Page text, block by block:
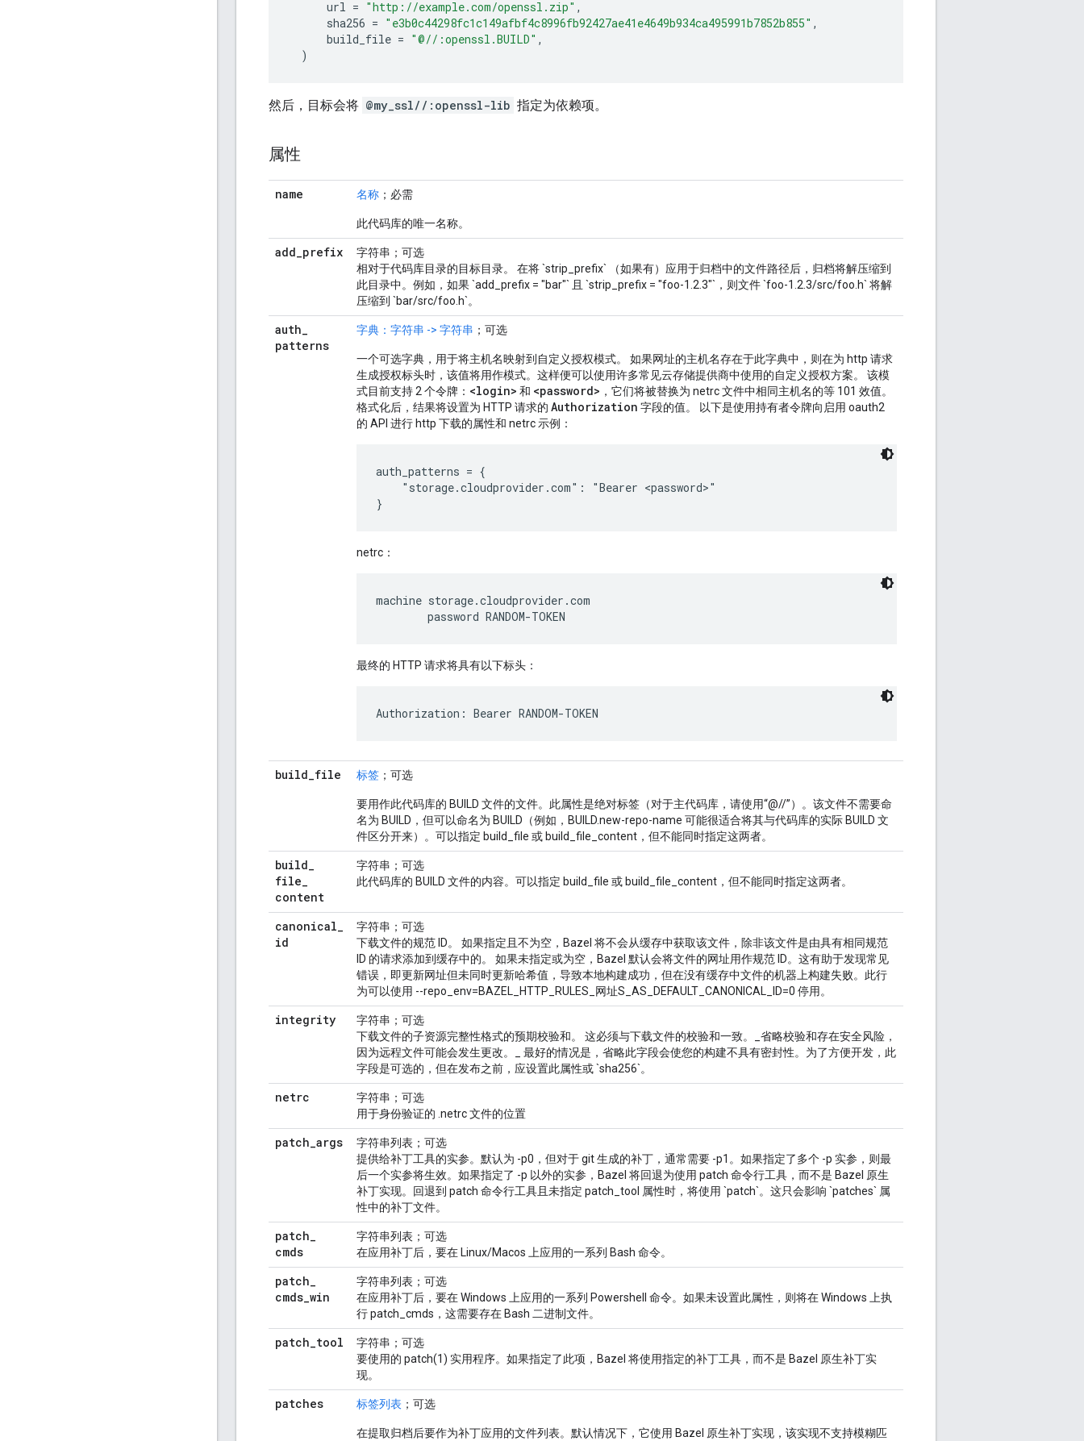
url = "http://example.com/openssl.zip" ,
sha256 = "e3b0c44298fc1c149afbf4c8996fb92427ae41e4649b934ca495991b7852b855" ,
build_file = "@//:openssl.BUILD" ,
)
然后，目标会将 @my_ssl//:openssl-lib 指定为依赖项。
属性
name 名称 ；必需
此代码库的唯一名称。
add_prefix
字符串；可选
相对于代码库目录的目标目录。 在将 `strip_prefix` （如果有）应用于归档中的文件路径后，归档将解压缩到
此目录中。例如，如果 `add_prefix = "bar"` 且 `strip_prefix = "foo-1.2.3"`，则文件 `foo-1.2.3/src/foo.h` 将解
压缩到 `bar/src/foo.h`。
auth_
patterns
字典：字符串 -> 字符串 ；可选
一个可选字典，用于将主机名映射到自定义授权模式。 如果网址的主机名存在于此字典中，则在为 http 请求
生成授权标头时，该值将用作模式。这样便可以使用许多常见云存储提供商中使用的自定义授权方案。 该模
式目前支持 2 个令牌： <login> 和 <password> ，它们将被替换为 netrc 文件中相同主机名的等 101 效值。
格式化后，结果将设置为 HTTP 请求的 Authorization 字段的值。 以下是使用持有者令牌向启用 oauth2
的 API 进行 http 下载的属性和 netrc 示例：
auth_patterns = {
    "storage.cloudprovider.com": "Bearer <password>"
netrc：
machine storage.cloudprovider.com
最终的 HTTP 请求将具有以下标头：
build_file 标签 ；可选
要用作此代码库的 BUILD 文件的文件。此属性是绝对标签（对于主代码库，请使用“@//”）。该文件不需要命
名为 BUILD，但可以命名为 BUILD（例如，BUILD.new-repo-name 可能很适合将其与代码库的实际 BUILD 文
件区分开来）。可以指定 build_file 或 build_file_content，但不能同时指定这两者。
build_
file_
content
字符串；可选
此代码库的 BUILD 文件的内容。可以指定 build_file 或 build_file_content，但不能同时指定这两者。
canonical_
id
字符串；可选
下载文件的规范 ID。 如果指定且不为空，Bazel 将不会从缓存中获取该文件，除非该文件是由具有相同规范
ID 的请求添加到缓存中的。 如果未指定或为空，Bazel 默认会将文件的网址用作规范 ID。这有助于发现常见
错误，即更新网址但未同时更新哈希值，导致本地构建成功，但在没有缓存中文件的机器上构建失败。此行
为可以使用 --repo_env=BAZEL_HTTP_RULES_网址S_AS_DEFAULT_CANONICAL_ID=0 停用。
integrity
字符串；可选
下载文件的子资源完整性格式的预期校验和。 这必须与下载文件的校验和一致。_省略校验和存在安全风险，
因为远程文件可能会发生更改。_ 最好的情况是，省略此字段会使您的构建不具有密封性。为了方便开发，此
字段是可选的，但在发布之前，应设置此属性或 `sha256`。
netrc
字符串；可选
用于身份验证的 .netrc 文件的位置
patch_args
字符串列表；可选
提供给补丁工具的实参。默认为 -p0，但对于 git 生成的补丁，通常需要 -p1。如果指定了多个 -p 实参，则最
后一个实参将生效。如果指定了 -p 以外的实参，Bazel 将回退为使用 patch 命令行工具，而不是 Bazel 原生
补丁实现。回退到 patch 命令行工具且未指定 patch_tool 属性时，将使用 `patch`。这只会影响 `patches` 属
性中的补丁文件。
patch_
cmds
字符串列表；可选
在应用补丁后，要在 Linux/Macos 上应用的一系列 Bash 命令。
patch_
cmds_win
字符串列表；可选
在应用补丁后，要在 Windows 上应用的一系列 Powershell 命令。如果未设置此属性，则将在 Windows 上执
行 patch_cmds，这需要存在 Bash 二进制文件。
patch_tool
字符串；可选
要使用的 patch(1) 实用程序。如果指定了此项，Bazel 将使用指定的补丁工具，而不是 Bazel 原生补丁实
现。
patches 标签列表 ；可选
在提取归档后要作为补丁应用的文件列表。默认情况下，它使用 Bazel 原生补丁实现，该实现不支持模糊匹